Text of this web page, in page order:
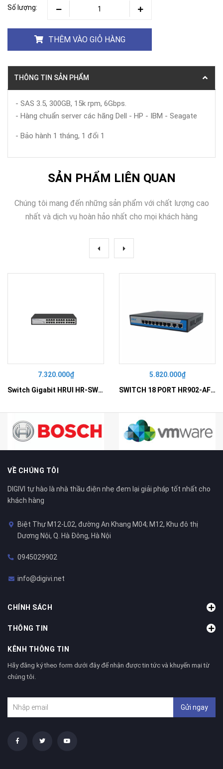
Số lượng:
THÊM VÀO GIỎ HÀNG
THÔNG TIN SẢN PHẨM
- SAS 3.5, 300GB, 15k rpm, 6Gbps.
- Hàng chuẩn server các hãng Dell - HP - IBM - Seagate
- Bảo hành 1 tháng, 1 đổi 1
SẢN PHẨM LIÊN QUAN
Chúng tôi mang đến những sản phẩm với chất lượng cao
nhất và dịch vụ hoàn hảo nhất cho mọi khách hàng
7.320.000₫
Switch Gigabit HRUI HR-SWG10240D
5.820.000₫
SWITCH 18 PORT HR902-AF162G-300 – Switch PoE 16 Cổng
VỀ CHÚNG TÔI
DIGIVI tự hào là nhà thầu điện nhẹ đem lại giải pháp tốt nhất cho
khách hàng
Biệt Thự M12-L02, đường An Khang M04; M12, Khu đô thị
Dương Nội, Q. Hà Đông, Hà Nội
0945029902
info@digivi.net
CHÍNH SÁCH
THÔNG TIN
KÊNH THÔNG TIN
Hãy đăng ký theo form dưới đây để nhận được tin tức và khuyến mại từ
chúng tôi.
Gửi ngay